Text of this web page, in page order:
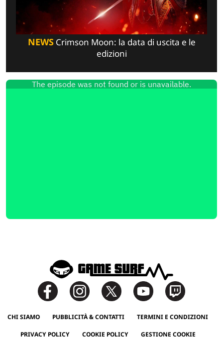
NEWSCrimson Moon: la data di uscita e le
edizioni
CHI SIAMO PUBBLICITÀ & CONTATTI TERMINI E CONDIZIONI
PRIVACY POLICY COOKIE POLICY GESTIONE COOKIE